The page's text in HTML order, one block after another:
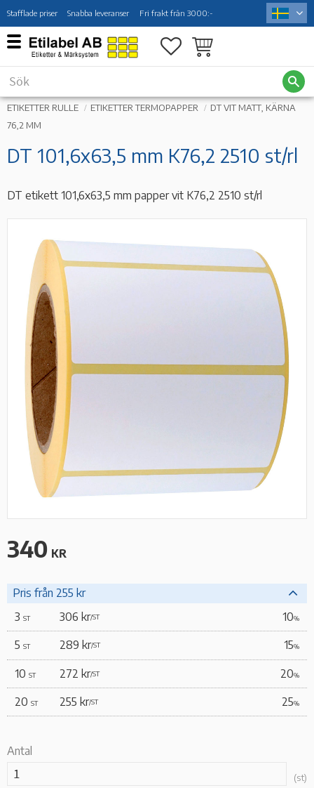
Meny
Stafflade priser Snabba leveranser Fri frakt från 3000:-
Favoriter
Kundvagn
ETIKETTER RULLE ETIKETTER TERMOPAPPER
DT VIT MATT, KÄRNA
76,2 MM
DT 101,6x63,5 mm K76,2 2510 st/rl
DT etikett 101,6x63,5 mm papper vit K76,2 2510 st/rl
340 KR
Pris från 255 kr
3 ST 306 kr/ST 10%
5 ST 289 kr/ST 15%
10 ST 272 kr/ST 20%
20 ST 255 kr/ST 25%
Antal
st